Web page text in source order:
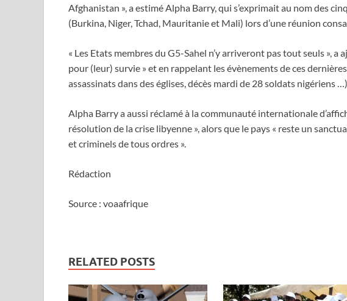
Afghanistan », a estimé Alpha Barry, qui s’exprimait au nom des
(Burkina, Niger, Tchad, Mauritanie et Mali) lors d’une réunion
« Les Etats membres du G5-Sahel n’y arriveront pas tout seuls »,
pour (leur) survie » et en rappelant les évènements de ces
assassinats dans des églises, décès mardi de 28 soldats nigériens
Alpha Barry a aussi réclamé à la communauté internationale
résolution de la crise libyenne », alors que le pays « reste un
et criminels de tous ordres ».
Rédaction
Source : voaafrique
RELATED POSTS